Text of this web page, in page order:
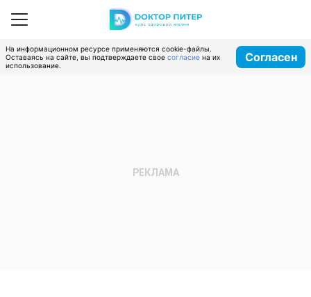
На информационном ресурсе применяются cookie-файлы.
Оставаясь на сайте, вы подтверждаете свое согласие на их
использование.
Согласен